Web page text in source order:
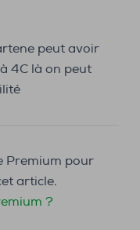
peut avoir
4C là on peut
Premium pour
article.
?